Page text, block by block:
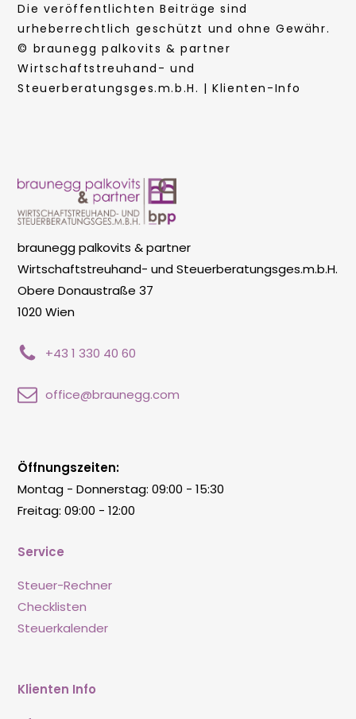
Die veröffentlichten Beiträge sind
urheberrechtlich geschützt und ohne Gewähr.
© braunegg palkovits & partner
Wirtschaftstreuhand- und
Steuerberatungsges.m.b.H. | Klienten-Info
braunegg palkovits & partner
Wirtschaftstreuhand- und Steuerberatungsges.m.b.H.
Obere Donaustraße 37
1020 Wien
+43 1 330 40 60
office@braunegg.com
Service
Steuer-Rechner
Checklisten
Steuerkalender
Klienten Info
Öffnungszeiten:
Montag - Donnerstag: 09:00 - 15:30
Freitag: 09:00 - 12:00